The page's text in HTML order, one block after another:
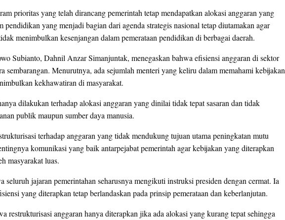
prioritas yang telah dirancang pemerintah tetap mendapatkan alokasi anggaran yang
pendidikan yang menjadi bagian dari agenda strategis nasional tetap diutamakan agar
menimbulkan kesenjangan dalam pemerataan pendidikan di berbagai daerah.
Subianto, Dahnil Anzar Simanjuntak, menegaskan bahwa efisiensi anggaran di sektor
sembarangan. Menurutnya, ada sejumlah menteri yang keliru dalam memahami kebijakan
kekhawatiran di masyarakat.
dilakukan terhadap alokasi anggaran yang dinilai tidak tepat sasaran dan tidak
publik maupun sumber daya manusia.
terhadap anggaran yang tidak mendukung tujuan utama peningkatan mutu
komunikasi yang baik antarpejabat pemerintah agar kebijakan yang diterapkan
masyarakat luas.
seluruh jajaran pemerintahan seharusnya mengikuti instruksi presiden dengan cermat. Ia
yang diterapkan tetap berlandaskan pada prinsip pemerataan dan keberlanjutan.
restrukturisasi anggaran hanya diterapkan jika ada alokasi yang kurang tepat sehingga